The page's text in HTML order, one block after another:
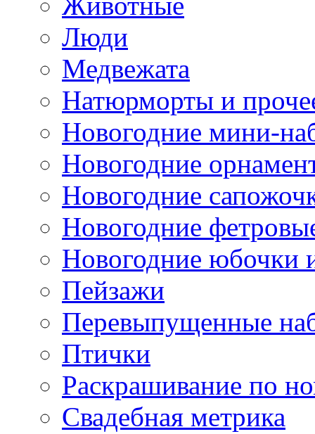
Люди
Медвежата
Натюрморты и
Новогодние мини-
Новогодние
Новогодние
Новогодние
Новогодние юбочки
Пейзажи
Перевыпущенные
Птички
Раскрашивание по
Свадебная метрика